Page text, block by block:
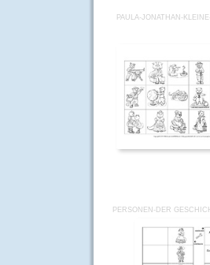
PAULA-JONATHAN-
PERSONEN-DER